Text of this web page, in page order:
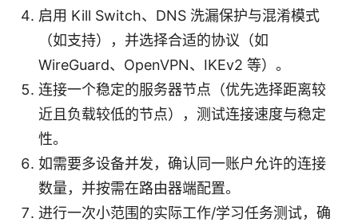
启用 Kill Switch、DNS 洗漏保护与混淆模式
（如支持），并选择合适的协议（如
WireGuard、OpenVPN、IKEv2 等）。
连接一个稳定的服务器节点（优先选择距离较
近且负载较低的节点），测试连接速度与稳定
性。
如需要多设备并发，确认同一账户允许的连接
数量，并按需在路由器端配置。
进行一次小范围的实际工作/学习任务测试，确